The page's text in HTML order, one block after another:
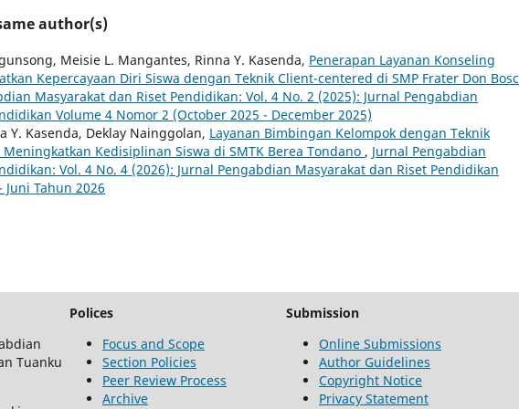
author(s)
Meisie L. Mangantes, Rinna Y. Kasenda, Penerapan Layanan Konseling
Kepercayaan Diri Siswa dengan Teknik Client-centered di SMP Frater Don
Masyarakat dan Riset Pendidikan: Vol. 4 No. 2 (2025): Jurnal Pengabdian
Volume 4 Nomor 2 (October 2025 - December 2025)
Y. Kasenda, Deklay Nainggolan, Layanan Bimbingan Kelompok dengan Teknik
Kedisiplinan Siswa di SMTK Berea Tondano , Jurnal Pengabdian
Vol. 4 No. 4 (2026): Jurnal Pengabdian Masyarakat dan Riset Pendidikan
Tahun 2026
Tuanku
Polices
Focus and Scope
Section Policies
Peer Review Process
Archive
Submission
Online Submissions
Author Guidelines
Copyright Notice
Privacy Statement